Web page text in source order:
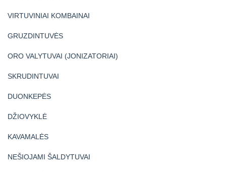
VIRTUVINIAI KOMBAINAI
GRUZDINTUVĖS
ORO VALYTUVAI (JONIZATORIAI)
SKRUDINTUVAI
DUONKEPĖS
DŽIOVYKLĖ
KAVAMALĖS
NEŠIOJAMI ŠALDYTUVAI